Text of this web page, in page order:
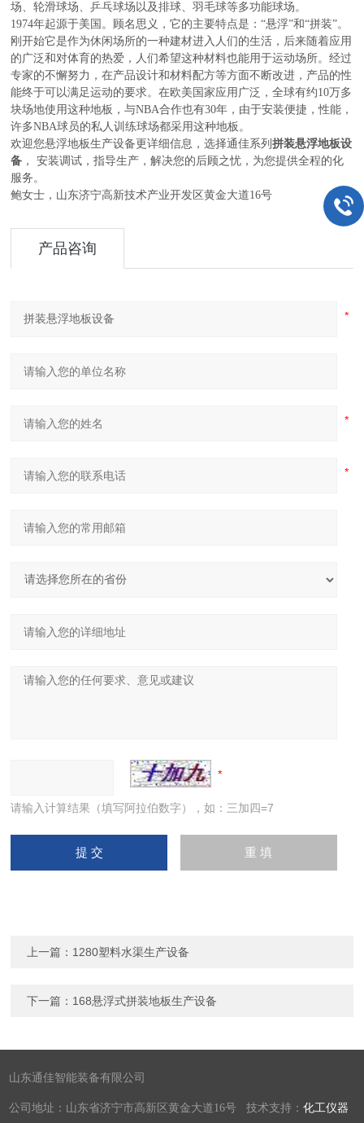
场、轮滑球场、乒乓球场以及排球、羽毛球等多功能球场。
1974年起源于美国。顾名思义，它的主要特点是：“悬浮”和“拼装”。
刚开始它是作为休闲场所的一种建材进入人们的生活，后来随着应用
的广泛和对体育的热爱，人们希望这种材料也能用于运动场所。经过
专家的不懈努力，在产品设计和材料配方等方面不断改进，产品的性
能终于可以满足运动的要求。在欧美国家应用广泛，全球有约10万多
块场地使用这种地板，与NBA合作也有30年，由于安装便捷，性能，
许多NBA球员的私人训练球场都采用这种地板。
欢迎您悬浮地板生产设备更详细信息，选择通佳系列拼装悬浮地板设
备 ，
安装调试，指导生产，解决您的后顾之忧，为您提供全程的化
服务。
鲍女士，山东济宁高新技术产业开发区黄金大道16号
产品咨询
请输入计算结果（填写阿拉伯数字），如：三加四=7
上一篇： 1280塑料水渠生产设备
下一篇： 168悬浮式拼装地板生产设备
山东通佳智能装备有限公司
公司地址：山东省济宁市高新区黄金大道16号 技术支持：化工仪器